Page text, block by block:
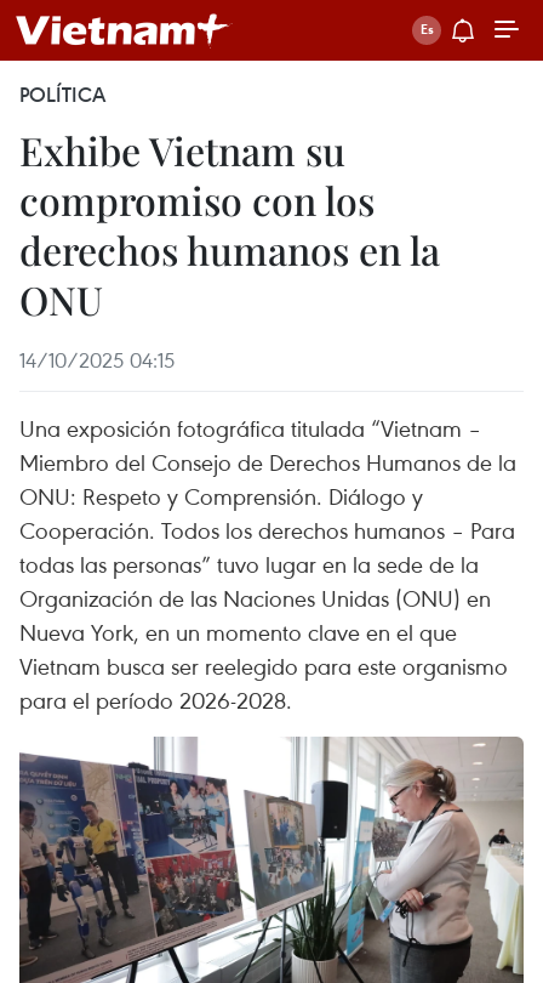
POLÍTICA
Exhibe Vietnam su
compromiso con los
derechos humanos en la
ONU
14/10/2025 04:15
Una exposición fotográfica titulada “Vietnam –
Miembro del Consejo de Derechos Humanos de la
ONU: Respeto y Comprensión. Diálogo y
Cooperación. Todos los derechos humanos – Para
todas las personas” tuvo lugar en la sede de la
Organización de las Naciones Unidas (ONU) en
Nueva York, en un momento clave en el que
Vietnam busca ser reelegido para este organismo
para el período 2026-2028.